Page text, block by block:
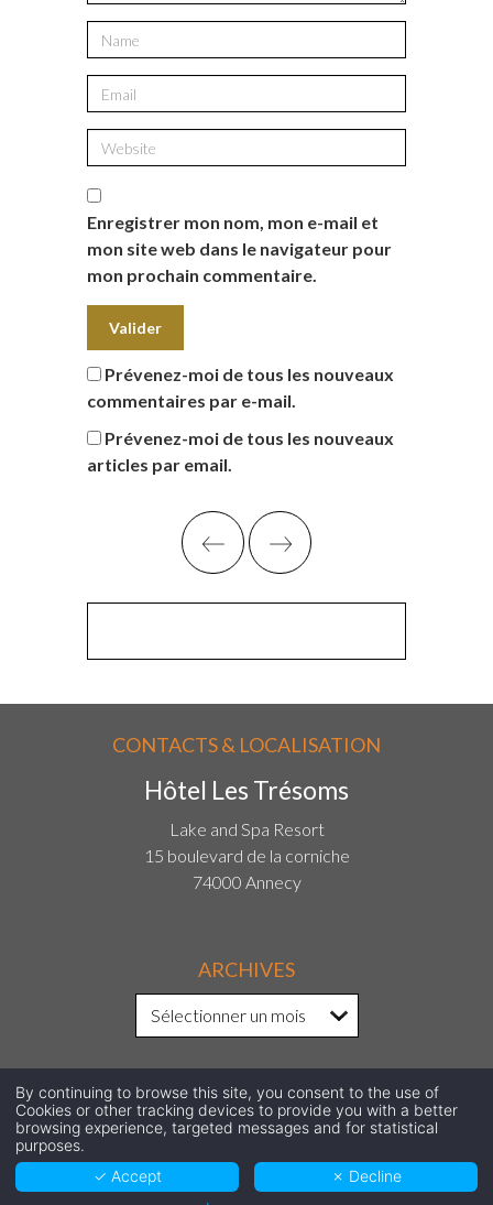
Enregistrer mon nom, mon e-mail et
mon site web dans le navigateur pour
mon prochain commentaire.
Prévenez-moi de tous les nouveaux
commentaires par e-mail.
Prévenez-moi de tous les nouveaux
articles par email.
CONTACTS & LOCALISATION
Hôtel Les Trésoms
Lake and Spa Resort
15 boulevard de la corniche
74000 Annecy
ARCHIVES
SUIVEZ-NOUS SUR LES RÉSEAUX
FacebookInstagram
LinkedIn
By continuing to browse this site, you consent to the use of
Cookies or other tracking devices to provide you with a better
browsing experience, targeted messages and for statistical
purposes.
✓ Accept
✗ Decline